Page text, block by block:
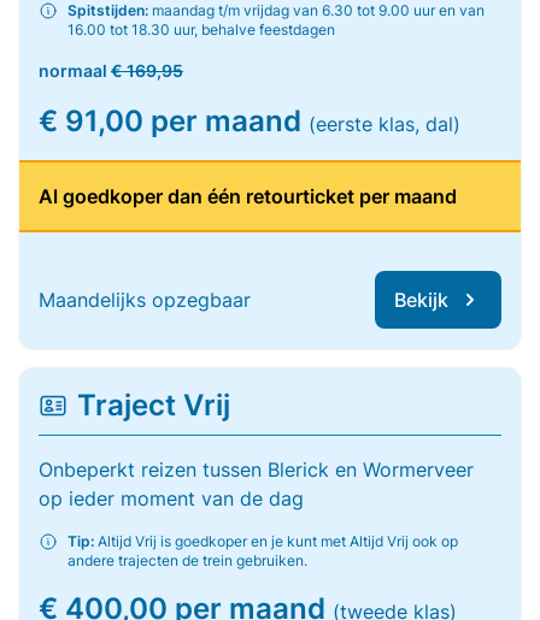
Spitstijden: maandag t/m vrijdag van 6.30 tot 9.00 uur en van
16.00 tot 18.30 uur, behalve feestdagen
normaal € 169,95
€ 91,00 per maand (eerste klas, dal)
Al goedkoper dan één retourticket per maand
Maandelijks opzegbaar Bekijk
Traject Vrij
Onbeperkt reizen tussen Blerick en Wormerveer
op ieder moment van de dag
Tip: Altijd Vrij is goedkoper en je kunt met Altijd Vrij ook op
andere trajecten de trein gebruiken.
€ 400,00 per maand (tweede klas)